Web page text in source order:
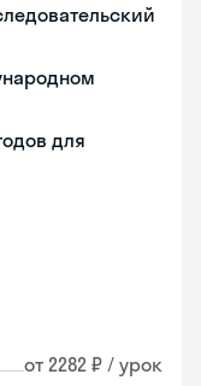
для
от 2282 ₽ / урок